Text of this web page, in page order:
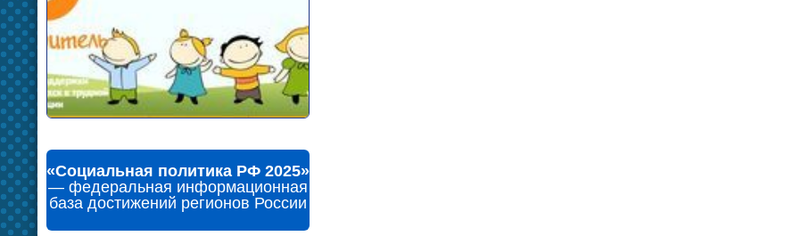
«Социальная политика РФ 2025»
— федеральная информационная
база достижений регионов России